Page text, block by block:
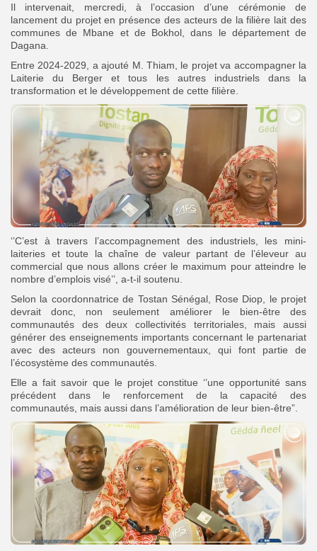
Il intervenait, mercredi, à l’occasion d’une cérémonie de
lancement du projet en présence des acteurs de la filière lait des
communes de Mbane et de Bokhol, dans le département de
Dagana.
Entre 2024-2029, a ajouté M. Thiam, le projet va accompagner la
Laiterie du Berger et tous les autres industriels dans la
transformation et le développement de cette filière.
‘’C’est à travers l’accompagnement des industriels, les mini-
laiteries et toute la chaîne de valeur partant de l’éleveur au
commercial que nous allons créer le maximum pour atteindre le
nombre d’emplois visé’’, a-t-il soutenu.
Selon la coordonnatrice de Tostan Sénégal, Rose Diop, le projet
devrait donc, non seulement améliorer le bien-être des
communautés des deux collectivités territoriales, mais aussi
générer des enseignements importants concernant le partenariat
avec des acteurs non gouvernementaux, qui font partie de
l’écosystème des communautés.
Elle a fait savoir que le projet constitue ‘’une opportunité sans
précédent dans le renforcement de la capacité des
communautés, mais aussi dans l’amélioration de leur bien-être”.